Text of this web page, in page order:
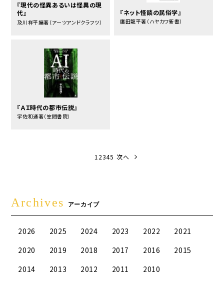
『現代の怪異あるいは怪異の現
代』
及川祥平編著（アーツアンドクラフツ）
『ネット怪談の民俗学』
廣田龍平著（ハヤカワ新書）
『ＡＩ時代の都市伝説』
宇佐和通著（笠間書院）
1 2345 次へ
Archives アーカイブ
2026 2025 2024 2023 2022
2021
2020
2019 2018 2017 2016
2015
2014
2013 2012 2011 2010